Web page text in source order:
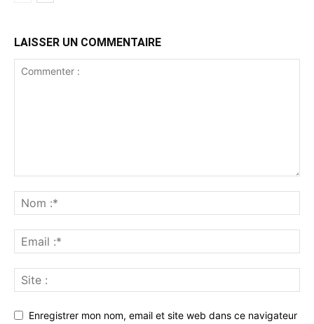
LAISSER UN COMMENTAIRE
Enregistrer mon nom, email et site web dans ce navigateur